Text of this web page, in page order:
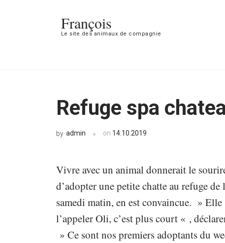
François
Le site des animaux de compagnie
Refuge spa
by admin on 14.10.2019
Vivre avec un animal donnerait le
d’adopter une petite chatte au refuge
samedi matin, en est convaincue. »
l’appeler Oli, c’est plus court « ,
» Ce sont nos premiers adoptants du